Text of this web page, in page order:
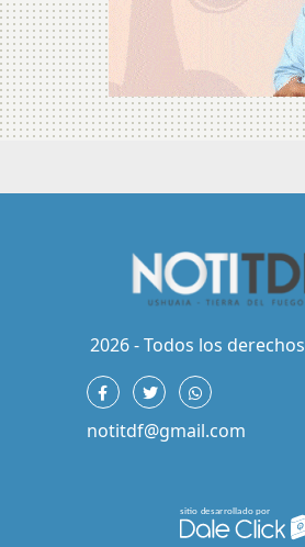
2026 - Todos los
notitdf@gmail.com